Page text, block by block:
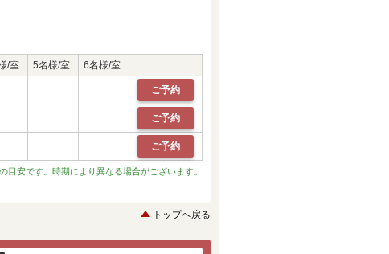
/室 5名様/室 6名様/室
ご予約
ご予約
ご予約
目安です。時期により異なる場合がございます。
トップへ戻る